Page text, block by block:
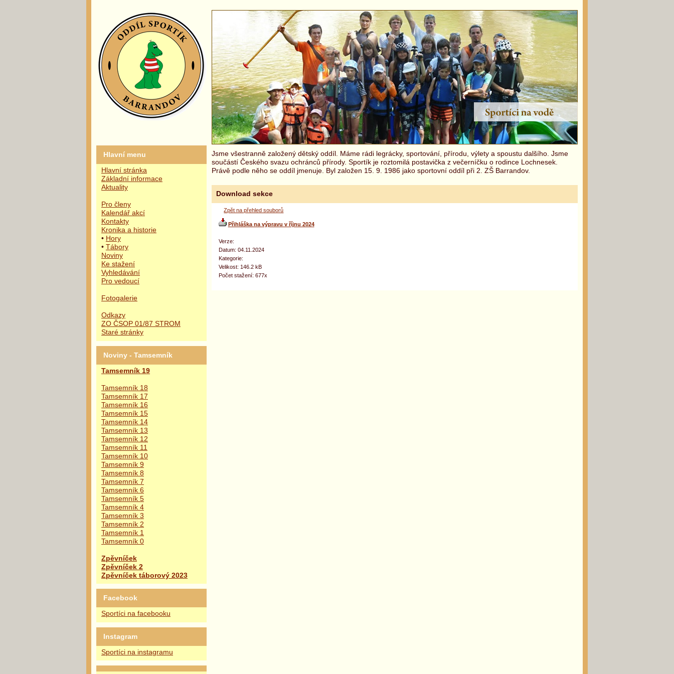
Hlavní menu
Hlavní stránka
Základní informace
Aktuality
Pro členy
Kalendář akcí
Kontakty
Kronika a historie
• Hory
• Tábory
Noviny
Ke stažení
Vyhledávání
Pro vedoucí
Fotogalerie
Odkazy
ZO ČSOP 01/87 STROM
Staré stránky
Noviny - Tamsemník
Tamsemník 19
Tamsemník 18
Tamsemník 17
Tamsemník 16
Tamsemník 15
Tamsemník 14
Tamsemník 13
Tamsemník 12
Tamsemník 11
Tamsemník 10
Tamsemník 9
Tamsemník 8
Tamsemník 7
Tamsemník 6
Tamsemník 5
Tamsemník 4
Tamsemník 3
Tamsemník 2
Tamsemník 1
Tamsemník 0
Zpěvníček
Zpěvníček 2
Zpěvníček táborový 2023
Facebook
Sportíci na facebooku
Instagram
Sportíci na instagramu
Jsme všestranně založený dětský oddíl. Máme rádi legrácky, sportování, přírodu, výlety a spoustu dalšího. Jsme
součástí Českého svazu ochránců přírody. Sportík je roztomilá postavička z večerníčku o rodince Lochnesek.
Právě podle něho se oddíl jmenuje. Byl založen 15. 9. 1986 jako sportovní oddíl při 2. ZŠ Barrandov.
Download sekce
Zpět na přehled souborů
Přihláška na výpravu v říjnu 2024
Verze:
Datum: 04.11.2024
Kategorie:
Velikost: 146.2 kB
Počet stažení: 677x